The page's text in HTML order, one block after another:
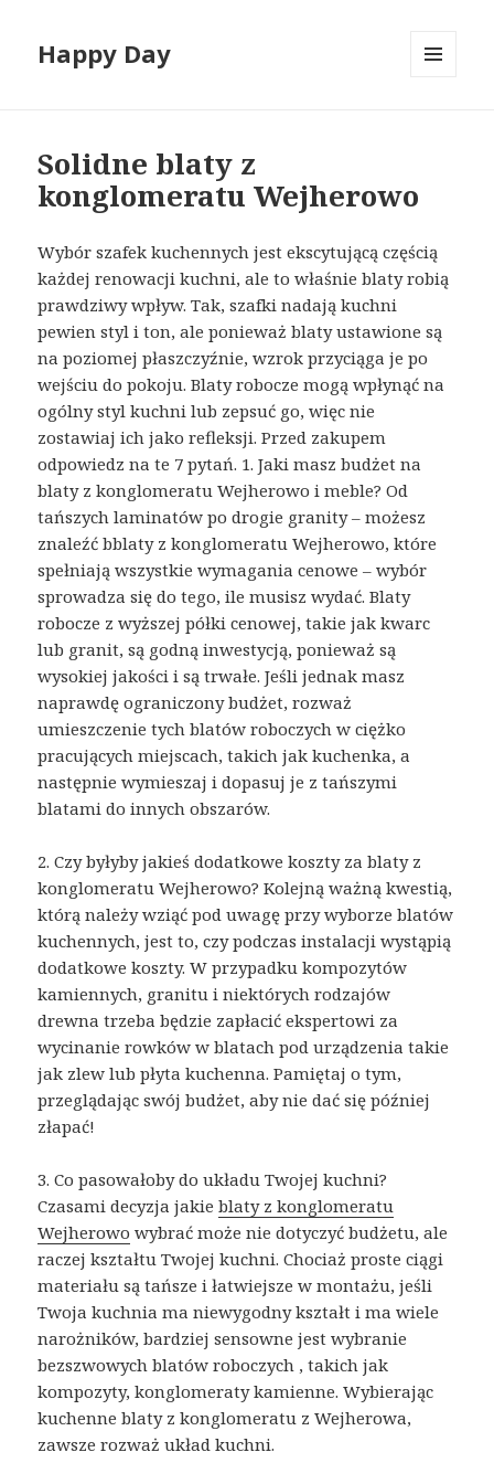
Happy Day
Solidne blaty z
konglomeratu Wejherowo
Wybór szafek kuchennych jest ekscytującą częścią
każdej renowacji kuchni, ale to właśnie blaty robią
prawdziwy wpływ. Tak, szafki nadają kuchni
pewien styl i ton, ale ponieważ blaty ustawione są
na poziomej płaszczyźnie, wzrok przyciąga je po
wejściu do pokoju. Blaty robocze mogą wpłynąć na
ogólny styl kuchni lub zepsuć go, więc nie
zostawiaj ich jako refleksji. Przed zakupem
odpowiedz na te 7 pytań. 1. Jaki masz budżet na
blaty z konglomeratu Wejherowo i meble? Od
tańszych laminatów po drogie granity – możesz
znaleźć bblaty z konglomeratu Wejherowo, które
spełniają wszystkie wymagania cenowe – wybór
sprowadza się do tego, ile musisz wydać. Blaty
robocze z wyższej półki cenowej, takie jak kwarc
lub granit, są godną inwestycją, ponieważ są
wysokiej jakości i są trwałe. Jeśli jednak masz
naprawdę ograniczony budżet, rozważ
umieszczenie tych blatów roboczych w ciężko
pracujących miejscach, takich jak kuchenka, a
następnie wymieszaj i dopasuj je z tańszymi
blatami do innych obszarów.
2. Czy byłyby jakieś dodatkowe koszty za blaty z
konglomeratu Wejherowo? Kolejną ważną kwestią,
którą należy wziąć pod uwagę przy wyborze blatów
kuchennych, jest to, czy podczas instalacji wystąpią
dodatkowe koszty. W przypadku kompozytów
kamiennych, granitu i niektórych rodzajów
drewna trzeba będzie zapłacić ekspertowi za
wycinanie rowków w blatach pod urządzenia takie
jak zlew lub płyta kuchenna. Pamiętaj o tym,
przeglądając swój budżet, aby nie dać się później
złapać!
3. Co pasowałoby do układu Twojej kuchni?
Czasami decyzja jakieblaty z konglomeratu
Wejherowo wybrać może nie dotyczyć budżetu, ale
raczej kształtu Twojej kuchni. Chociaż proste ciągi
materiału są tańsze i łatwiejsze w montażu, jeśli
Twoja kuchnia ma niewygodny kształt i ma wiele
narożników, bardziej sensowne jest wybranie
bezszwowych blatów roboczych , takich jak
kompozyty, konglomeraty kamienne. Wybierając
kuchenne blaty z konglomeratu z Wejherowa,
zawsze rozważ układ kuchni.